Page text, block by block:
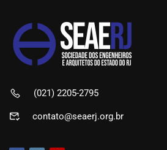
(021) 2205-2795
contato@seaerj.org.br